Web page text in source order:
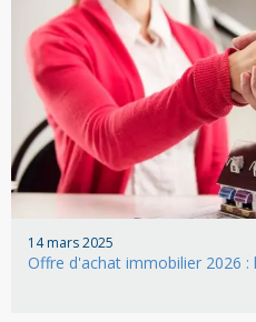
14 mars 2025
Offre d'achat immobilier 2026 :